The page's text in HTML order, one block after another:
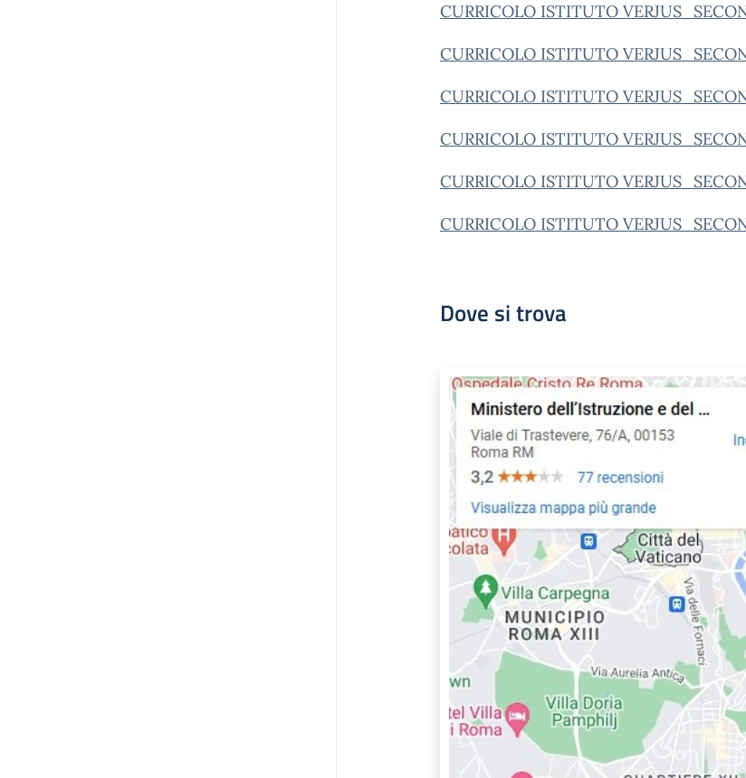
CURRICOLO ISTITUTO
CURRICOLO ISTITUTO
CURRICOLO ISTITUTO
CURRICOLO ISTITUTO
CURRICOLO ISTITUTO
CURRICOLO ISTITUTO
Dove si trova